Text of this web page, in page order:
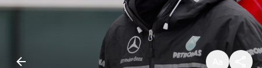
Klein
Standaard